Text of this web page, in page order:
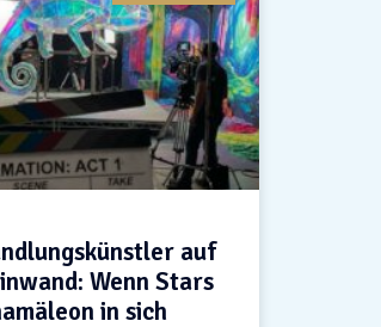
auf
Wenn Stars
in sich